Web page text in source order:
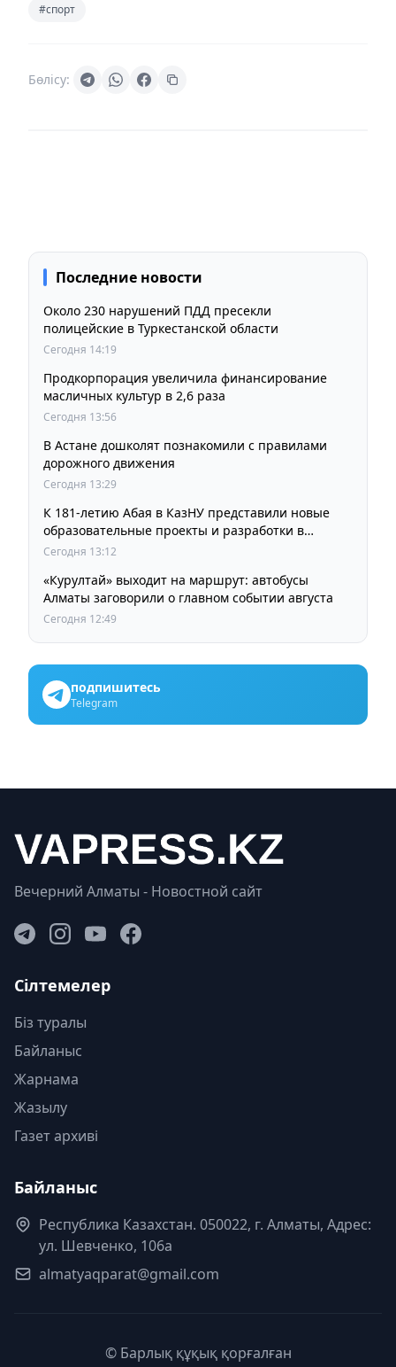
#спорт
Бөлісу:
Последние новости
Около 230 нарушений ПДД пресекли
полицейские в Туркестанской области
Сегодня 14:19
Продкорпорация увеличила финансирование
масличных культур в 2,6 раза
Сегодня 13:56
В Астане дошколят познакомили с правилами
дорожного движения
Сегодня 13:29
К 181-летию Абая в КазНУ представили новые
образовательные проекты и разработки в
области абаеведения
Сегодня 13:12
«Курултай» выходит на маршрут: автобусы
Алматы заговорили о главном событии августа
Сегодня 12:49
подпишитесь
Telegram
Вечерний Алматы - Новостной сайт
Сілтемелер
Біз туралы
Байланыс
Жарнама
Жазылу
Газет архиві
Байланыс
Республика Казахстан. 050022, г. Алматы, Адрес:
ул. Шевченко, 106а
almatyaqparat@gmail.com
© Барлық құқық қорғалған